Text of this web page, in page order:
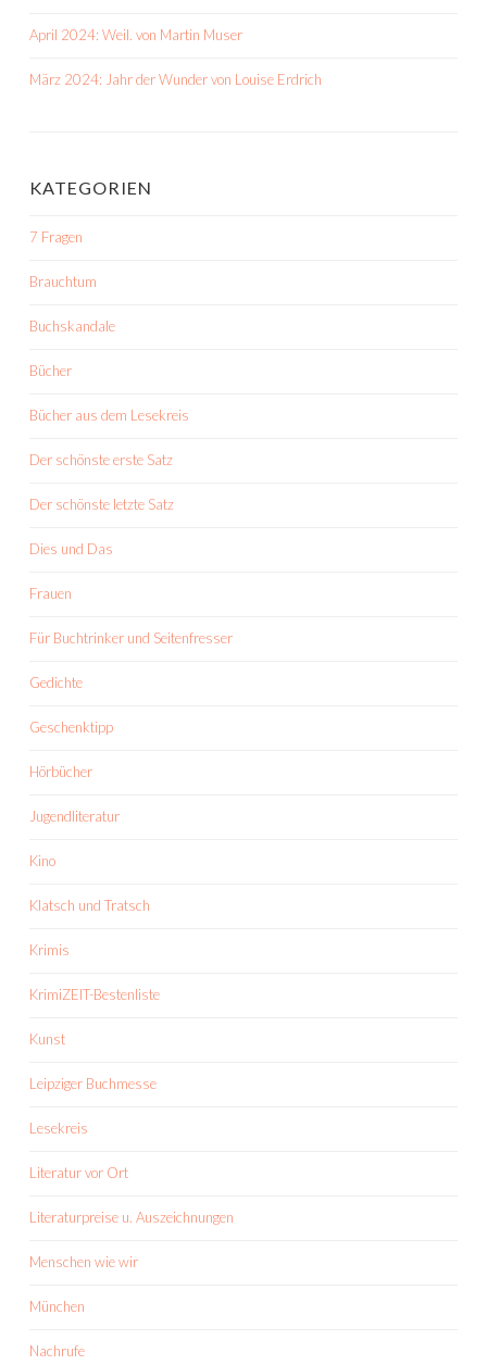
April 2024: Weil. von Martin Muser
März 2024: Jahr der Wunder von Louise Erdrich
KATEGORIEN
7 Fragen
Brauchtum
Buchskandale
Bücher
Bücher aus dem Lesekreis
Der schönste erste Satz
Der schönste letzte Satz
Dies und Das
Frauen
Für Buchtrinker und Seitenfresser
Gedichte
Geschenktipp
Hörbücher
Jugendliteratur
Kino
Klatsch und Tratsch
Krimis
KrimiZEIT-Bestenliste
Kunst
Leipziger Buchmesse
Lesekreis
Literatur vor Ort
Literaturpreise u. Auszeichnungen
Menschen wie wir
München
Nachrufe